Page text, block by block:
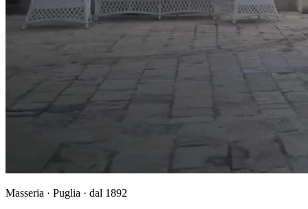
Masseria · Puglia · dal 1892